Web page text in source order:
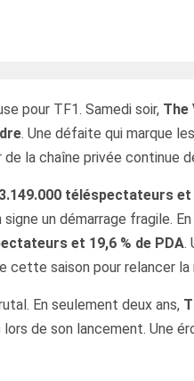
pour TF1. Samedi soir, The
. Une défaite qui marque
la chaîne privée continue
3.149.000 téléspectateurs et
signe un démarrage fragile.
et 19,6 % de PDA.
cette saison pour relancer la
En seulement deux ans,
lors de son lancement. Une